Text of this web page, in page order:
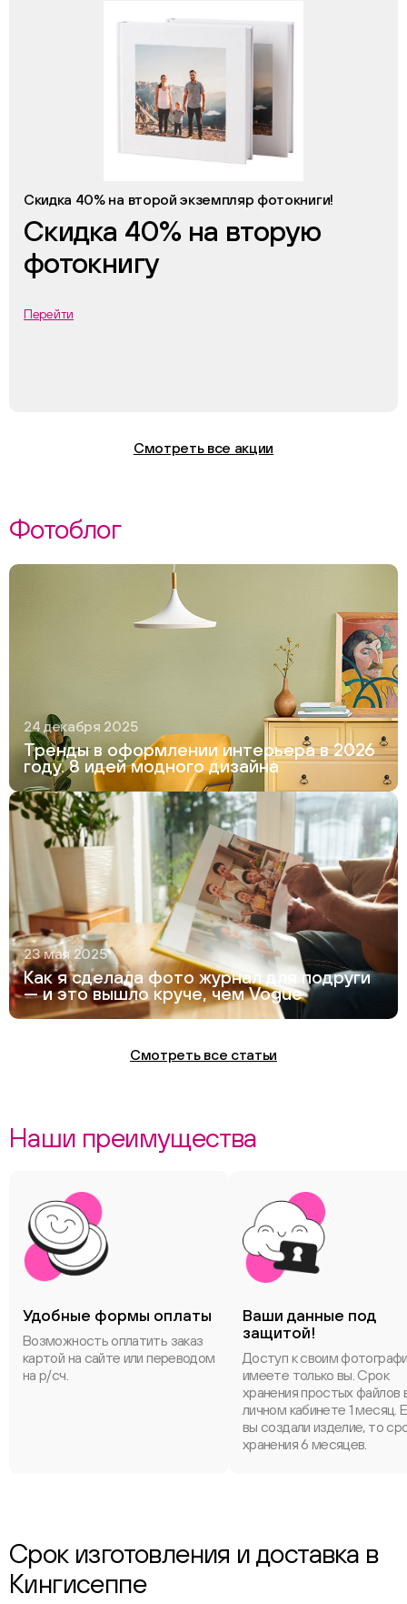
Скидка 40% на второй экземпляр фотокниги!
Скидка 40% на вторую
фотокнигу
Перейти
Смотреть все акции
Фотоблог
24 декабря 2025
Тренды в оформлении интерьера в 2026
году. 8 идей модного дизайна
23 мая 2025
Как я сделала фото журнал для подруги
— и это вышло круче, чем Vogue
Смотреть все статьи
Наши преимущества
Удобные формы оплаты
Возможность оплатить заказ
картой на сайте или переводом
на р/сч.
Ваши данные под
защитой!
Доступ к своим
имеете только вы. Срок
хранения простых файлов
личном кабинете 1 месяц.
вы создали изделие, то
хранения 6 месяцев.
Срок изготовления и доставка в
Кингисеппе